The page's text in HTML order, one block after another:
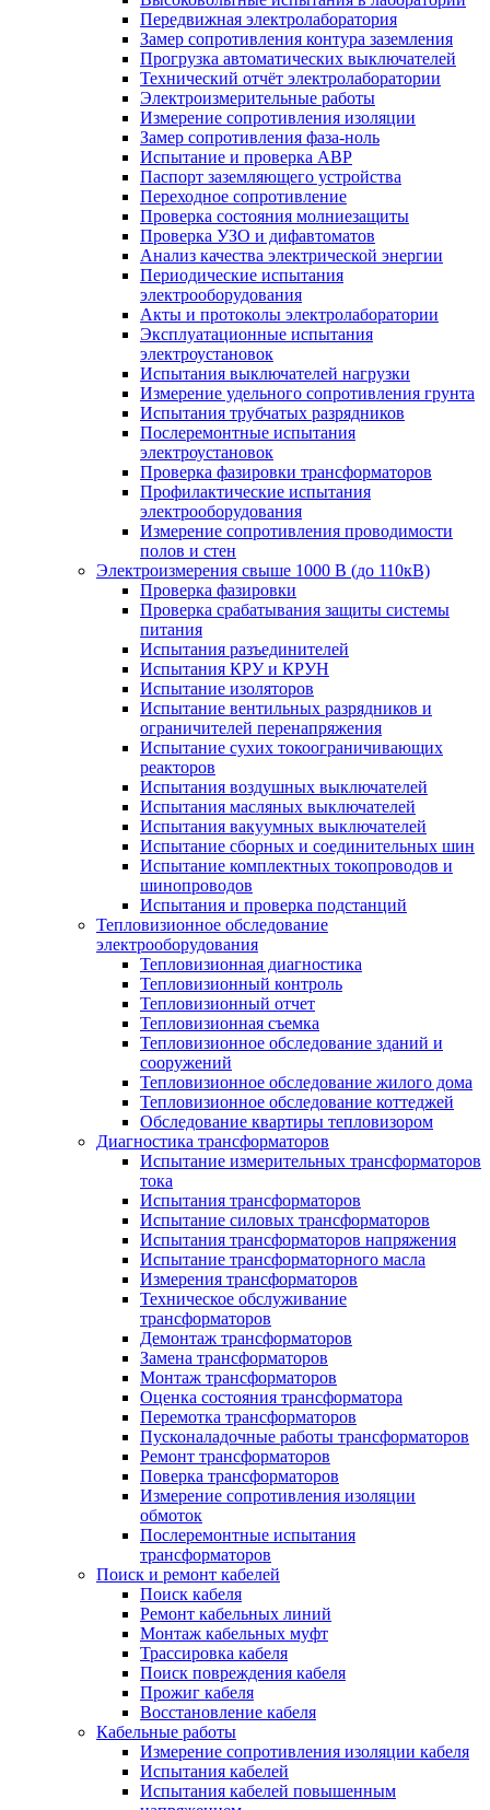
Передвижная электролаборатория
Замер сопротивления контура заземления
Прогрузка автоматических выключателей
Технический отчёт электролаборатории
Электроизмерительные работы
Измерение сопротивления изоляции
Замер сопротивления фаза-ноль
Испытание и проверка АВР
Паспорт заземляющего устройства
Переходное сопротивление
Проверка состояния молниезащиты
Проверка УЗО и дифавтоматов
Анализ качества электрической энергии
Периодические испытания
электрооборудования
Акты и протоколы электролаборатории
Эксплуатационные испытания
электроустановок
Испытания выключателей нагрузки
Измерение удельного сопротивления грунта
Испытания трубчатых разрядников
Послеремонтные испытания
электроустановок
Проверка фазировки трансформаторов
Профилактические испытания
электрооборудования
Измерение сопротивления проводимости
полов и стен
Электроизмерения свыше 1000 В (до 110кВ)
Проверка фазировки
Проверка срабатывания защиты системы
питания
Испытания разъединителей
Испытания КРУ и КРУН
Испытание изоляторов
Испытание вентильных разрядников и
ограничителей перенапряжения
Испытание сухих токоограничивающих
реакторов
Испытания воздушных выключателей
Испытания масляных выключателей
Испытания вакуумных выключателей
Испытание сборных и соединительных шин
Испытание комплектных токопроводов и
шинопроводов
Испытания и проверка подстанций
Тепловизионное обследование
электрооборудования
Тепловизионная диагностика
Тепловизионный контроль
Тепловизионный отчет
Тепловизионная съемка
Тепловизионное обследование зданий и
сооружений
Тепловизионное обследование жилого дома
Тепловизионное обследование коттеджей
Обследование квартиры тепловизором
Диагностика трансформаторов
Испытание измерительных трансформаторов
тока
Испытания трансформаторов
Испытание силовых трансформаторов
Испытания трансформаторов напряжения
Испытание трансформаторного масла
Измерения трансформаторов
Техническое обслуживание
трансформаторов
Демонтаж трансформаторов
Замена трансформаторов
Монтаж трансформаторов
Оценка состояния трансформатора
Перемотка трансформаторов
Пусконаладочные работы трансформаторов
Ремонт трансформаторов
Поверка трансформаторов
Измерение сопротивления изоляции
обмоток
Послеремонтные испытания
трансформаторов
Поиск и ремонт кабелей
Поиск кабеля
Ремонт кабельных линий
Монтаж кабельных муфт
Трассировка кабеля
Поиск повреждения кабеля
Прожиг кабеля
Восстановление кабеля
Кабельные работы
Измерение сопротивления изоляции кабеля
Испытания кабелей
Испытания кабелей повышенным